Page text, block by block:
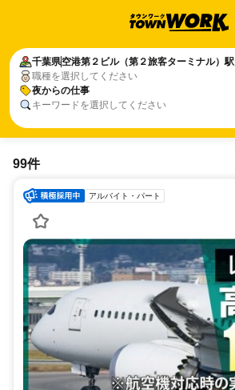
千葉県空港第２ビル（第２旅客ターミナル）駅
職種を選択してください
夜からの仕事
キーワードを選択してください
99件
アルバイト・パート